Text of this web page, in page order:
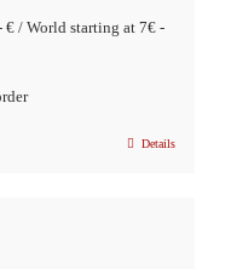
/ World starting at 7€ -
Details